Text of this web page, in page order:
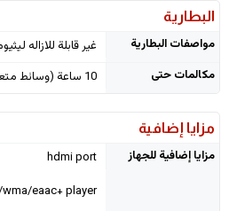
البطارية
مواصفات البطارية
غير قابلة للازاله ليثيوم-إيون
مكالمات حتى
10 ساعة (وسائط متعددة)
مزايا إضافية
مزايا إضافية للجهاز
hdmi port
eaac+ player